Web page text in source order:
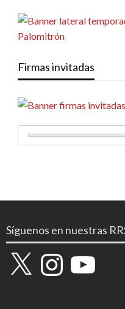
Firmas invitadas
Síguenos en nuestras
X InstagramYouTube